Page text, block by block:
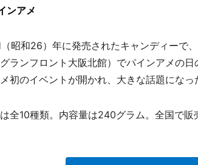
ンアメ
昭和26）年に発売されたキャンディーで、
ランフロント大阪北館）でパインアメの
初のイベントが開かれ、大きな話題になっ
全10種類。内容量は240グラム。全国で